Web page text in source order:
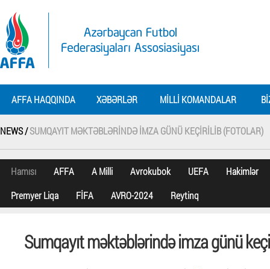
AFFA HAQQINDA XƏBƏRLƏR MILLI KOMANDALAR
NEWS /SUMQAYIT MƏKTƏBLƏRINDƏ IMZA GÜNÜ KEÇIRILIB (FOTOLAR)
Hamısı AFFA A Milli Avrokubok UEFA
Hakimlər
Premyer Liqa
FİFA AVRO-2024 Reytinq
Sumqayıt məktəblərində imza günü